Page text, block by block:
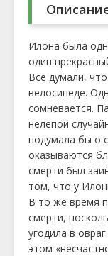
Илона была
один
Все думали,
велосипеде.
сомневается.
нелепой
подумала бы о
оказываются
смерти был
том, что у
В то же время
смерти,
угодила в
этом